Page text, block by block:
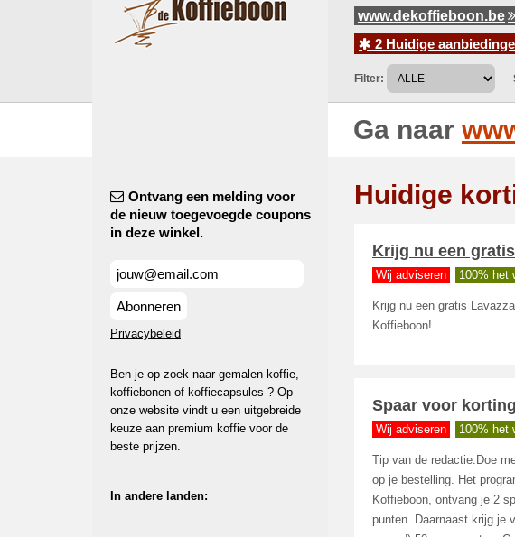
www.dekoffieboon.be
2 Huidige
Filter:
Ga naar
Ontvang een melding voor
de nieuw toegevoegde coupons
in deze winkel.
Abonneren
Privacybeleid
Ben je op zoek naar gemalen koffie,
koffiebonen of koffiecapsules ? Op
onze website vindt u een uitgebreide
keuze aan premium koffie voor de
beste prijzen.
In andere landen:
Huidige
Krijg nu een
Wij adviseren 100% het
Krijg nu een gratis
Koffieboon!
Spaar voor
Wij adviseren 100% het
Tip van de redactie:Doe
op je bestelling. Het
Koffieboon, ontvang je 2
punten. Daarnaast krijg je